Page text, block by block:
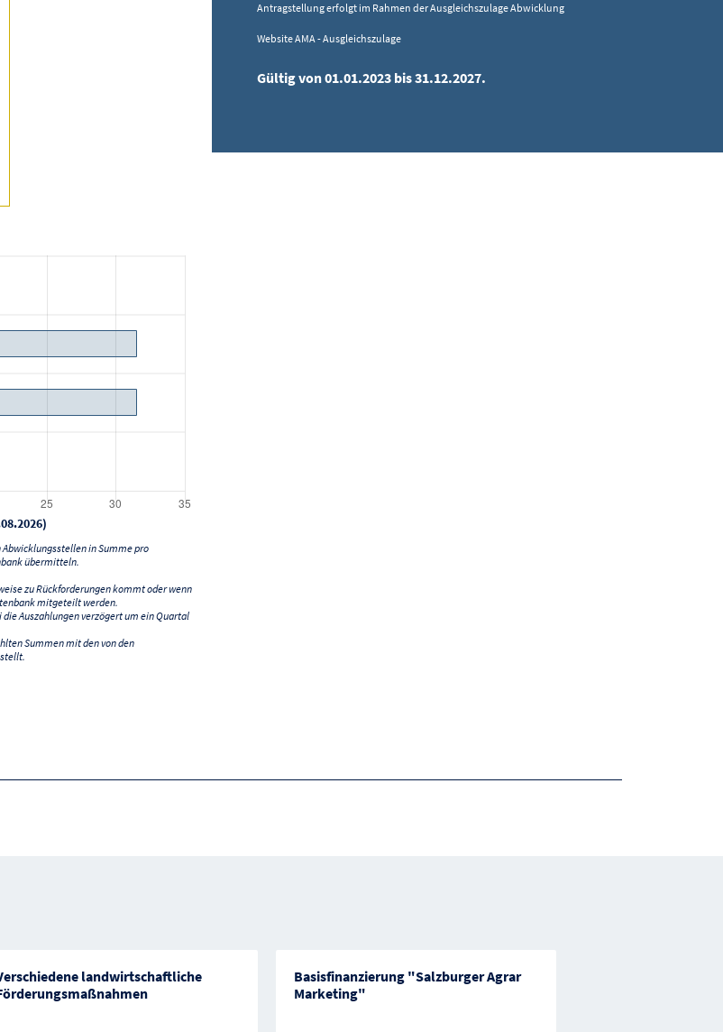
in Summe pro
übermitteln.
zu Rückforderungen kommt oder wenn
mitgeteilt werden.
Auszahlungen verzögert um ein Quartal
Summen mit den von den
Antragstellung erfolgt im Rahmen der Ausgleichszulage Abwicklung
Website AMA - Ausgleichszulage
Gültig von 01.01.2023 bis 31.12.2027.
landwirtschaftliche
Basisfinanzierung "Salzburger Agrar
Marketing"